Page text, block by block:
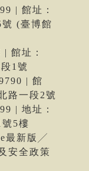
| 館址：
(臺博館
館址：
1號
| 館
路一段2號
| 地址：
5樓
最新版╱
安全政策